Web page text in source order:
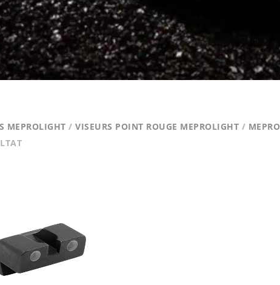
MEPROLIGHT / VISEURS POINT ROUGE MEPROLIGHT /